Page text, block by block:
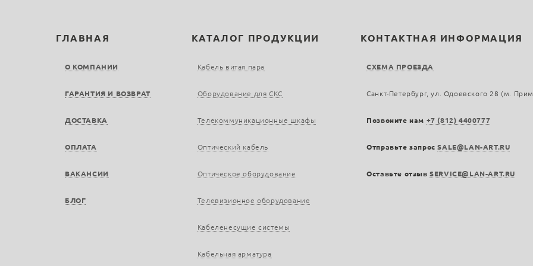
ГЛАВНАЯ
О КОМПАНИИ
ГАРАНТИЯ И ВОЗВРАТ
ДОСТАВКА
ОПЛАТА
ВАКАНСИИ
БЛОГ
КАТАЛОГ ПРОДУКЦИИ
Кабель витая пара
Оборудование для СКС
Телекоммуникационные шкафы
Оптический кабель
Оптическое оборудование
Телевизионное оборудование
Кабеленесущие системы
Кабельная арматура
КОНТАКТНАЯ ИНФОРМАЦИЯ
СХЕМА ПРОЕЗДА
Санкт-Петербург, ул. Одоевского 28 (м.
Позвоните нам +7 (812) 4400777
Отправьте запросSALE@LAN-ART.RU
Оставьте отзывSERVICE@LAN-ART.RU